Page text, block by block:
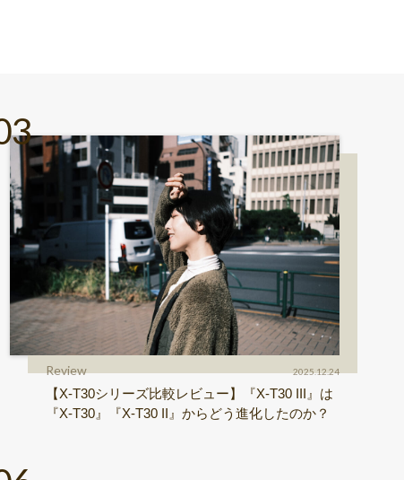
Review 2025.12.24
【X-T30シリーズ比較レビュー】『X-T30 III』は
『X-T30』『X-T30 II』からどう進化したのか？